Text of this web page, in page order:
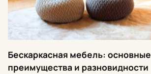
Бескаркасная мебель: основные
преимущества и разновидности